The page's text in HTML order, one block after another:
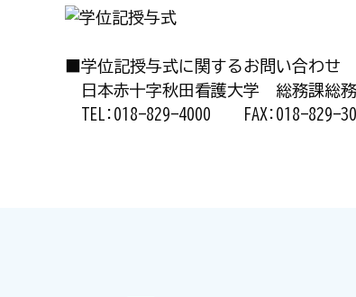
■学位記授与式に関するお問い合わせ
日本赤十字秋田看護大学 総務課総
TEL:018-829-4000 FAX:018-829-